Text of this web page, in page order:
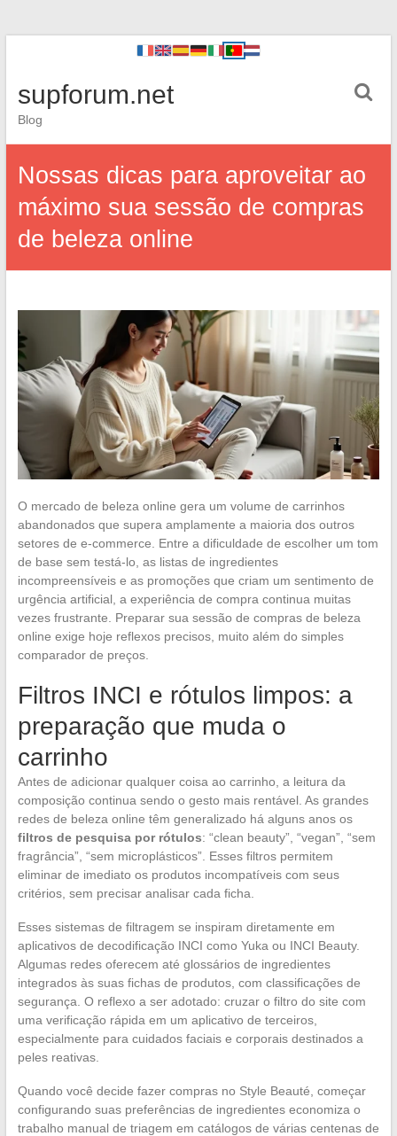
supforum.net
Blog
Nossas dicas para aproveitar ao
máximo sua sessão de compras
de beleza online
O mercado de beleza online gera um volume de carrinhos
abandonados que supera amplamente a maioria dos outros
setores de e-commerce. Entre a dificuldade de escolher um tom
de base sem testá-lo, as listas de ingredientes
incompreensíveis e as promoções que criam um sentimento de
urgência artificial, a experiência de compra continua muitas
vezes frustrante. Preparar sua sessão de compras de beleza
online exige hoje reflexos precisos, muito além do simples
comparador de preços.
Filtros INCI e rótulos limpos: a
preparação que muda o
carrinho
Antes de adicionar qualquer coisa ao carrinho, a leitura da
composição continua sendo o gesto mais rentável. As grandes
redes de beleza online têm generalizado há alguns anos os
filtros de pesquisa por rótulos: “clean beauty”, “vegan”, “sem
fragrância”, “sem microplásticos”. Esses filtros permitem
eliminar de imediato os produtos incompatíveis com seus
critérios, sem precisar analisar cada ficha.
Esses sistemas de filtragem se inspiram diretamente em
aplicativos de decodificação INCI como Yuka ou INCI Beauty.
Algumas redes oferecem até glossários de ingredientes
integrados às suas fichas de produtos, com classificações de
segurança. O reflexo a ser adotado: cruzar o filtro do site com
uma verificação rápida em um aplicativo de terceiros,
especialmente para cuidados faciais e corporais destinados a
peles reativas.
Quando você decide fazer compras no Style Beauté, começar
configurando suas preferências de ingredientes economiza o
trabalho manual de triagem em catálogos de várias centenas de